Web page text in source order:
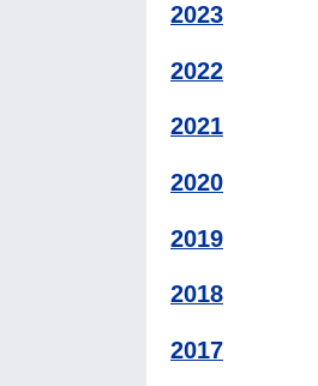
2023
2022
2021
2020
2019
2018
2017